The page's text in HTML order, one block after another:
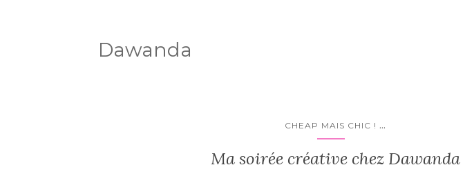
Dawanda
CHEAP MAIS CHIC ! ...
Ma soirée créative chez Dawanda